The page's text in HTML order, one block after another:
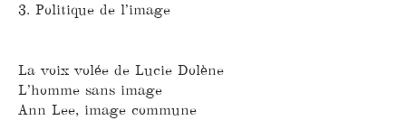
3. Politique de l’image
La voix volée de Lucie Dolène
L’homme sans image
Ann Lee, image commune